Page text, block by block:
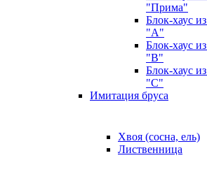
"Прима"
Блок-хаус
"А"
Блок-хаус
"B"
Блок-хаус
"C"
Имитация бруса
Хвоя (сосна, ель)
Лиственница